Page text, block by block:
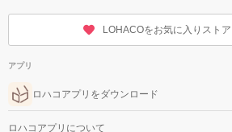
LOHACOをお気に入りスト
アプリ
ロハコアプリをダウンロード
ロハコアプリについて